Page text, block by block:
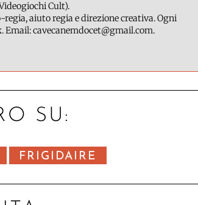
Cult).
aiuto regia e direzione creativa. Ogni
Email: cavecanemdocet@gmail.com.
SU:
FRIGIDAIRE